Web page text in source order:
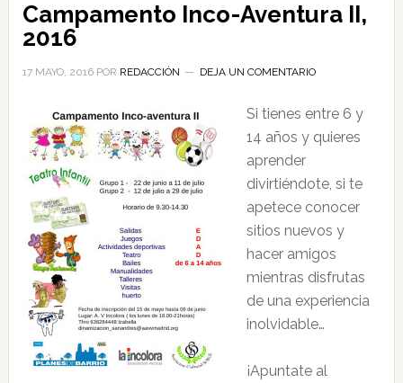
Campamento Inco-Aventura II,
2016
17 MAYO, 2016POR REDACCIÓN DEJA UN COMENTARIO
Si tienes entre 6 y
14 años y quieres
aprender
divirtiéndote, si te
apetece conocer
sitios nuevos y
hacer amigos
mientras disfrutas
de una experiencia
inolvidable…
¡Apuntate al